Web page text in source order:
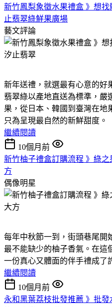
新竹鳳梨象徵水果禮盒 》想
止翡翠綠鮮果廣場
藝文評論
新年送禮，就選最有心意的好
翡翠綠以產地直送為標準，嚴
果，從日本、韓國到臺灣在地
只為呈現最自然的新鮮甜度。
繼續閱讀
10個月前
新竹柚子禮盒訂購流程 》綠
方
偶像明星
每年中秋節一到，街頭巷尾開
最不能缺少的柚子香氣。在這
一份真心又體面的伴手禮成了
繼續閱讀
10個月前
永和黑葉荔枝批發推薦 》批